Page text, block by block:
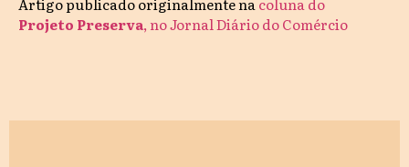
Projeto Preserva, no Jornal Diário do Comércio